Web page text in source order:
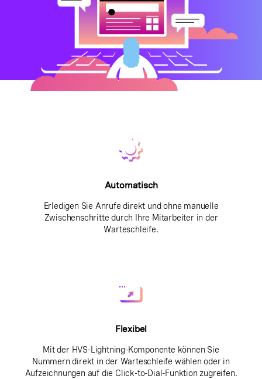
Automatisch
Erledigen Sie Anrufe direkt und ohne manuelle
Zwischenschritte durch Ihre Mitarbeiter in der
Warteschleife.
Flexibel
Mit der HVS-Lightning-Komponente können Sie
Nummern direkt in der Warteschleife wählen oder in
Aufzeichnungen auf die Click-to-Dial-Funktion zugreifen.